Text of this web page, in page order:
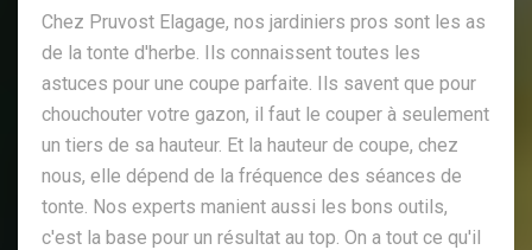
Chez Pruvost Elagage, nos jardiniers pros sont les as
de la tonte d'herbe. Ils connaissent toutes les
astuces pour une coupe parfaite. Ils savent que pour
chouchouter votre gazon, il faut le couper à seulement
un tiers de sa hauteur. Et la hauteur de coupe, chez
nous, elle dépend de la fréquence des séances de
tonte. Nos experts manient aussi les bons outils,
c'est la base pour un résultat au top. On a tout ce qu'il